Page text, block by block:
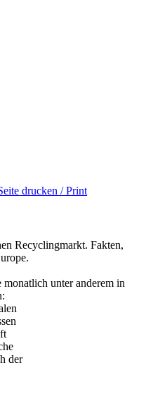
drucken / Print
Recyclingmarkt. Fakten,
unter anderem in
der